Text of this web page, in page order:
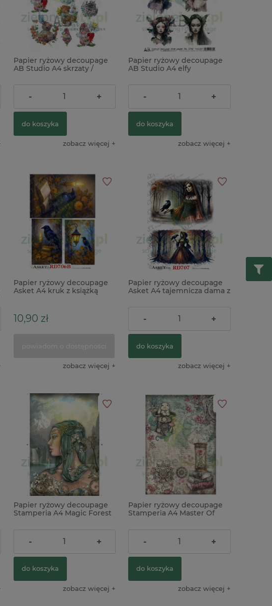
Papier ryżowy decoupage
AB Studio A4 skrzaty /
9,90 zł
- +
do koszyka
zobacz więcej
Papier ryżowy decoupage
AB Studio A4 elfy
9,90 zł
- +
do koszyka
zobacz więcej
Papier ryżowy decoupage
Asket A4 kruk z książką
10,90 zł
zobacz więcej
Papier ryżowy decoupage
Asket A4 tajemnicza dama z
10,90 zł
- +
do koszyka
zobacz więcej
Papier ryżowy decoupage
Stamperia A4 Magic Forest
10,90 zł
- +
do koszyka
zobacz więcej
Papier ryżowy decoupage
Stamperia A4 Master Of
10,90 zł
- +
do koszyka
zobacz więcej